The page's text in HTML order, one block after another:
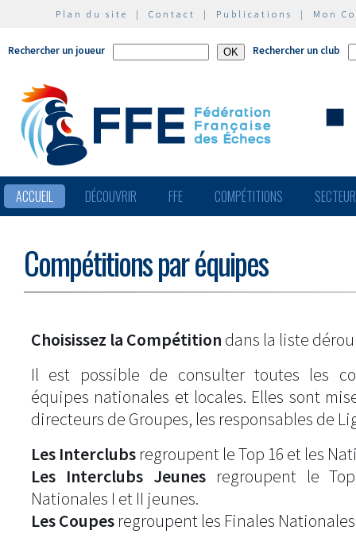
Plan du site | Contact | Publications | Mon
Rechercher un joueur Rechercher un club
ACCUEIL DÉCOUVRIR FFE COMPÉTITIONS
Compétitions par équipes
Choisissez la Compétition dans la liste
Il est possible de consulter toutes les
équipes nationales et locales. Elles sont
directeurs de Groupes, les responsables de
Les Interclubs regroupent le Top 16 et les
Les Interclubs Jeunesregroupent le
Nationales I et II jeunes.
Les Coupes regroupent les Finales